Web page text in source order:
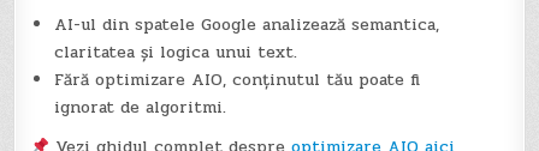
AI-ul din spatele Google analizează semantica,
claritatea și logica unui text.
Fără optimizare AIO, conținutul tău poate fi
ignorat de algoritmi.